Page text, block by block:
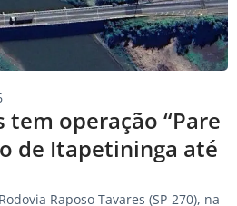
tem operação “Pare
de Itapetininga até
Raposo Tavares (SP-270), na